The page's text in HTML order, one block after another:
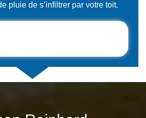
pluie de s’infiltrer par votre toit.